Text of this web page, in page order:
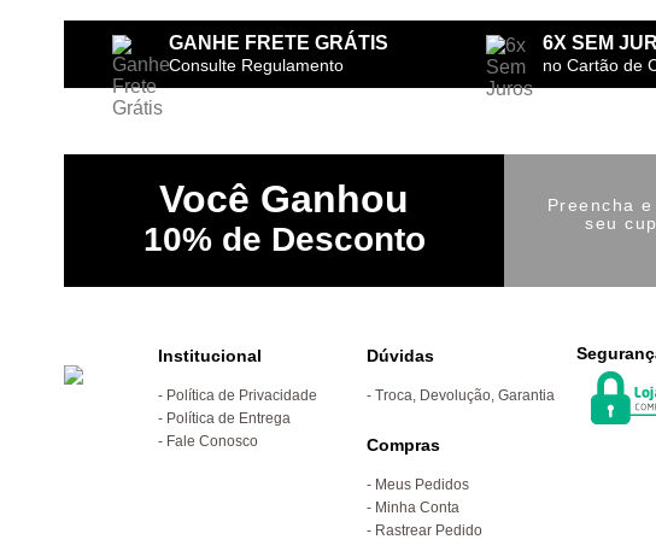
GANHE FRETE GRÁTIS
Consulte Regulamento
6X SEM
no Cartão de
Você Ganhou
10%de Desconto
Preencha
seu
Institucional
Política de Privacidade
Política de Entrega
Fale Conosco
Dúvidas
Troca, Devolução, Garantia
Compras
Meus Pedidos
Minha Conta
Rastrear Pedido